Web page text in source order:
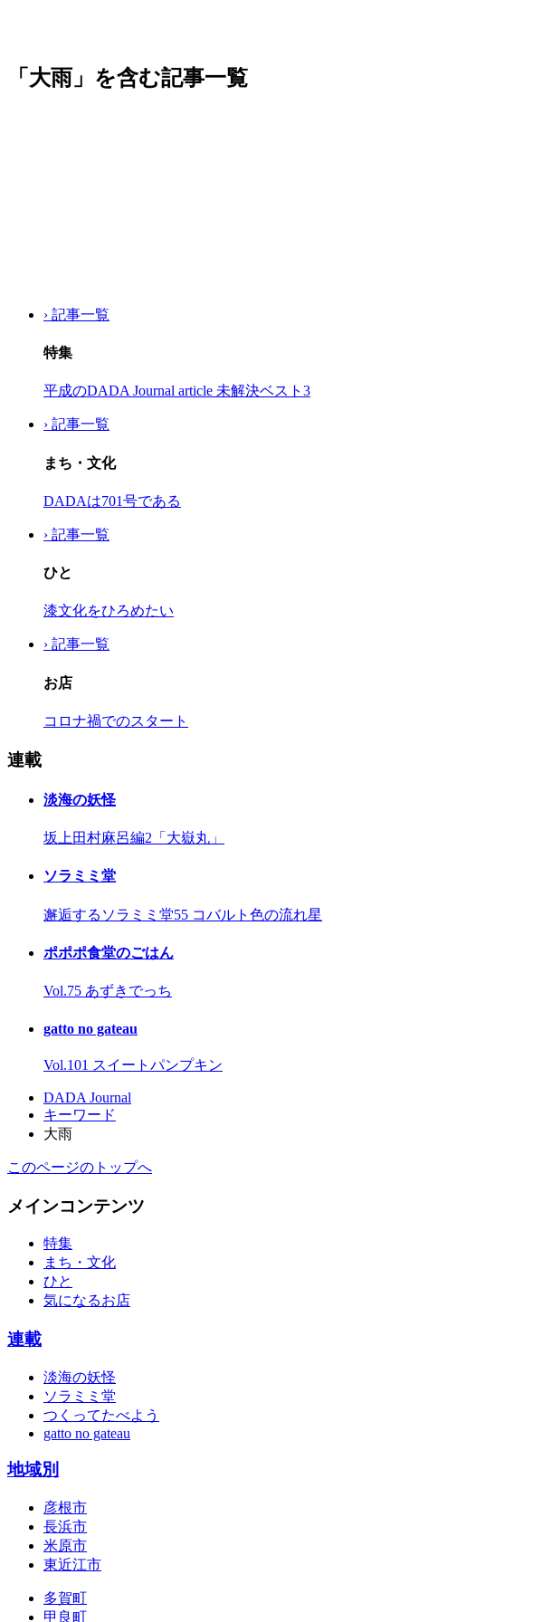
「大雨」を含む記事一覧
› 記事一覧
特集
平成のDADA Journal article 未解決ベスト3
› 記事一覧
まち・文化
DADAは701号である
› 記事一覧
ひと
漆文化をひろめたい
› 記事一覧
お店
コロナ禍でのスタート
連載
淡海の妖怪
坂上田村麻呂編2「大嶽丸」
ソラミミ堂
邂逅するソラミミ堂55 コバルト色の流れ星
ポポポ食堂のごはん
Vol.75 あずきでっち
gatto no gateau
Vol.101 スイートパンプキン
DADA Journal
キーワード
大雨
このページのトップへ
メインコンテンツ
特集
まち・文化
ひと
気になるお店
連載
淡海の妖怪
ソラミミ堂
つくってたべよう
gatto no gateau
地域別
彦根市
長浜市
米原市
東近江市
多賀町
甲良町